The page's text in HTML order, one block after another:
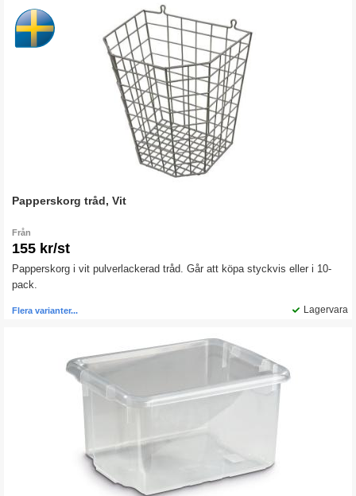
Papperskorg tråd, Vit
Från
155 kr/st
Papperskorg i vit pulverlackerad tråd. Går att köpa styckvis eller i 10-
pack.
Lagervara
Flera varianter...